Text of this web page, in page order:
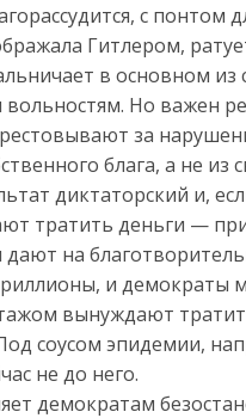
с понтом
Гитлером,
в основном
Но важен
за
блага, а не
диктаторский и,
тратить деньги —
на
и демократы
вынуждают
соусом эпидемии,
не до него.
демократам